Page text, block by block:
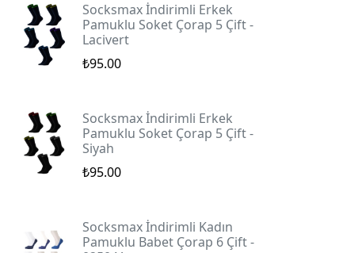
Socksmax İndirimli Erkek
Pamuklu Soket Çorap 5 Çift -
Lacivert
₺95.00
Socksmax İndirimli Erkek
Pamuklu Soket Çorap 5 Çift -
Siyah
₺95.00
Socksmax İndirimli Kadın
Pamuklu Babet Çorap 6 Çift -